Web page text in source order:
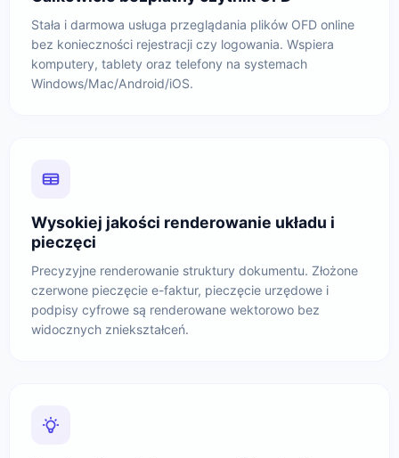
Stała i darmowa usługa przeglądania plików OFD online
bez konieczności rejestracji czy logowania. Wspiera
komputery, tablety oraz telefony na systemach
Windows/Mac/Android/iOS.
Wysokiej jakości renderowanie układu i
pieczęci
Precyzyjne renderowanie struktury dokumentu. Złożone
czerwone pieczęcie e-faktur, pieczęcie urzędowe i
podpisy cyfrowe są renderowane wektorowo bez
widocznych zniekształceń.